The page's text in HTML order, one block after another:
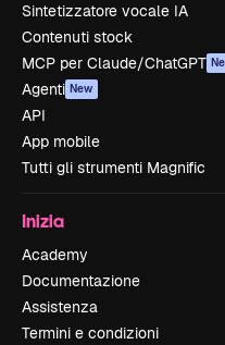
Sintetizzatore vocale IA
Contenuti stock
MCP per Claude/ChatGPT
Agenti New
API
App mobile
Tutti gli strumenti Magnific
Inizia
Academy
Documentazione
Assistenza
Termini e condizioni